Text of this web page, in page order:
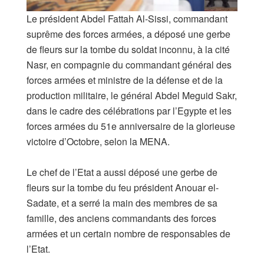
Le président Abdel Fattah Al-Sissi, commandant
suprême des forces armées, a déposé une gerbe
de fleurs sur la tombe du soldat inconnu, à la cité
Nasr, en compagnie du commandant général des
forces armées et ministre de la défense et de la
production militaire, le général Abdel Meguid Sakr,
dans le cadre des célébrations par l’Egypte et les
forces armées du 51e anniversaire de la glorieuse
victoire d’Octobre, selon la MENA.
Le chef de l’Etat a aussi déposé une gerbe de
fleurs sur la tombe du feu président Anouar el-
Sadate, et a serré la main des membres de sa
famille, des anciens commandants des forces
armées et un certain nombre de responsables de
l’Etat.